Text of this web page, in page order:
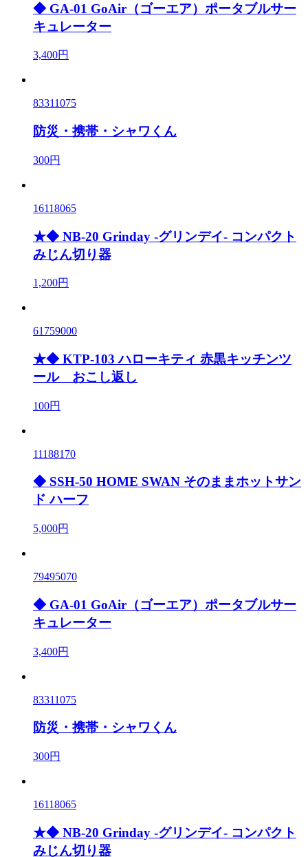
◆ GA-01 GoAir（ゴーエア）ポータブルサー
キュレーター
3,400円
83311075
防災・携帯・シャワくん
300円
16118065
★◆ NB-20 Grinday -グリンデイ- コンパクト
みじん切り器
1,200円
61759000
★◆ KTP-103 ハローキティ 赤黒キッチンツ
ール おこし返し
100円
11188170
◆ SSH-50 HOME SWAN そのままホットサン
ド ハーフ
5,000円
79495070
◆ GA-01 GoAir（ゴーエア）ポータブルサー
キュレーター
3,400円
83311075
防災・携帯・シャワくん
300円
16118065
★◆ NB-20 Grinday -グリンデイ- コンパクト
みじん切り器